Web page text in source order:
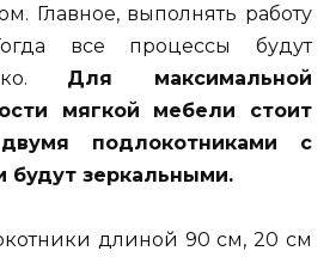
Главное, выполнять работу
все процессы будут
Для максимальной
мягкой мебели стоит
подлокотниками с
будут зеркальными.
длиной 90 см, 20 см